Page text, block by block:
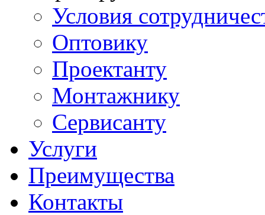
Условия
Оптовику
Проектанту
Монтажнику
Сервисанту
Услуги
Преимущества
Контакты